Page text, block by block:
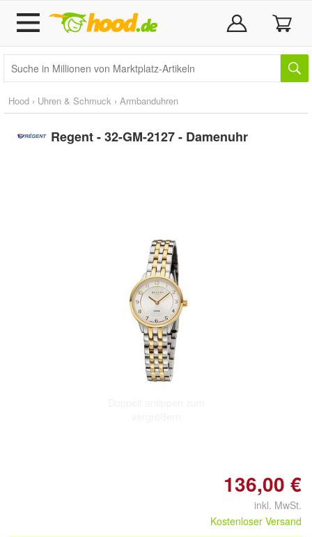
Hood › Uhren & Schmuck › Armbanduhren
Regent - 32-GM-2127 - Damenuhr
136,00 €
inkl. MwSt.
Kostenloser Versand